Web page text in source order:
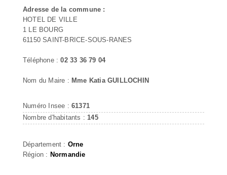
Adresse de la commune :
HOTEL DE VILLE
1 LE BOURG
61150 SAINT-BRICE-SOUS-RANES
Téléphone :02 33 36 79 04
Nom du Maire : Mme Katia GUILLOCHIN
Numéro Insee : 61371
Nombre d'habitants : 145
Département : Orne
Région : Normandie